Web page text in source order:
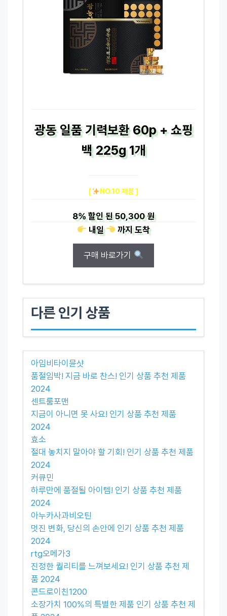
광동 일품 기력보환 60p + 쇼핑
백 225g 1개
[ NO.10 제품 ]
8%할인 된50,300 원
내일
까지도착
구매 바로가기
다른 인기 상품
아임비타이뮨샷
품절임박! 지금 바로 찬스! 인기 상품 추천 제품
2024
센트룸포맨
지금이 아니면 못 사요! 인기 상품 추천 제품
2024
효소
절대 놓치지 말아야 할 기회! 인기 상품 추천 제품
2024
커큐민
하루만에 품절될 아이템! 인기 상품 추천 제품
2024
아누카사과비오틴
멋진 변화, 당신의 손안에 인기 상품 추천 제품
2024
rtg오메가3
진정한 퀄리티를 느껴보세요! 인기 상품 추천 제
품 2024
콘드로이친1200
소장가치 100%의 특별한 제품 인기 상품 추천 제